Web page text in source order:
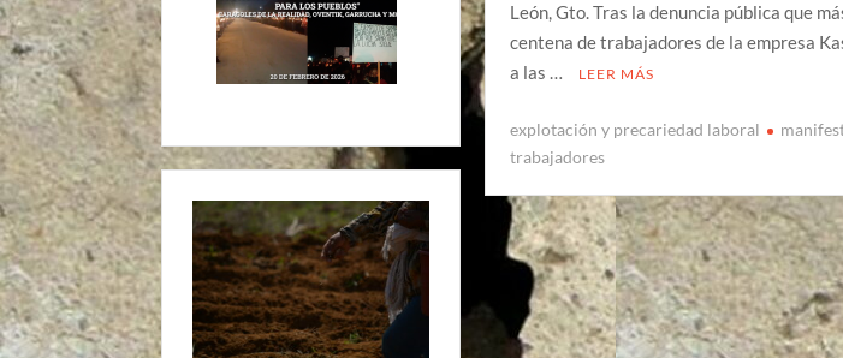
León, Gto. Tras la denuncia pública que
centena de trabajadores de la empresa
a las …
LEER MÁS
explotación y precariedad laboral
trabajadores